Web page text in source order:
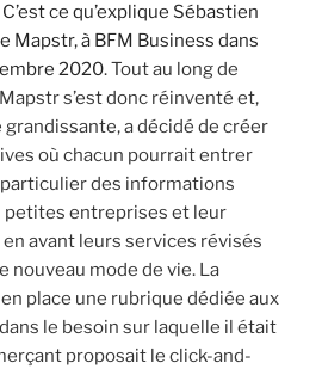
C’est ce qu’explique Sébastien
Mapstr, à BFM Business dans
2020. Tout au long de
s’est donc réinventé et,
a décidé de créer
où chacun pourrait entrer
des informations
petites entreprises et leur
avant leurs services révisés
nouveau mode de vie. La
place une rubrique dédiée aux
le besoin sur laquelle il était
proposait le click-and-